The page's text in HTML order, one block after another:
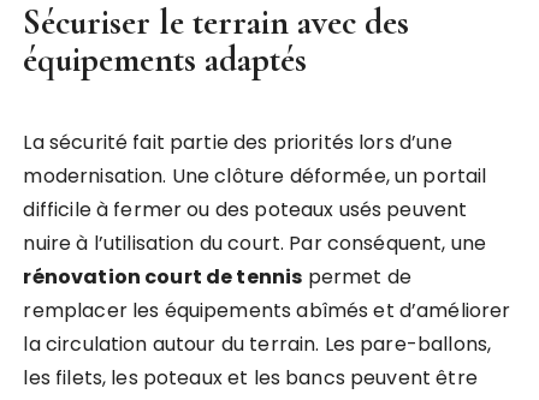
Sécuriser le terrain avec des
équipements adaptés
La sécurité fait partie des priorités lors d’une
modernisation. Une clôture déformée, un portail
difficile à fermer ou des poteaux usés peuvent
nuire à l’utilisation du court. Par conséquent, une
rénovation court de tennis permet de
remplacer les équipements abîmés et d’améliorer
la circulation autour du terrain. Les pare-ballons,
les filets, les poteaux et les bancs peuvent être